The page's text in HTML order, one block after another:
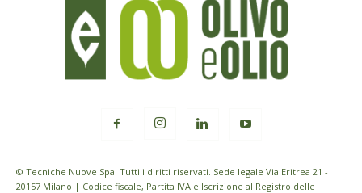
© Tecniche Nuove Spa. Tutti i diritti riservati. Sede legale Via Eritrea 21 -
20157 Milano | Codice fiscale, Partita IVA e Iscrizione al Registro delle